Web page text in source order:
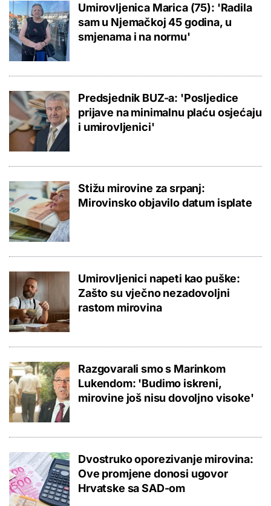
Umirovljenica Marica (75): 'Radila
sam u Njemačkoj 45 godina, u
smjenama i na normu'
Predsjednik BUZ-a: 'Posljedice
prijave na minimalnu plaću osjećaju
i umirovljenici'
Stižu mirovine za srpanj:
Mirovinsko objavilo datum isplate
Umirovljenici napeti kao puške:
Zašto su vječno nezadovoljni
rastom mirovina
Razgovarali smo s Marinkom
Lukendom: 'Budimo iskreni,
mirovine još nisu dovoljno visoke'
Dvostruko oporezivanje mirovina:
Ove promjene donosi ugovor
Hrvatske sa SAD-om